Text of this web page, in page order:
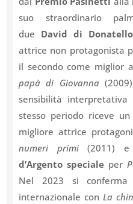
suo straordinario
due David di Donatello
attrice non protagonista
il secondo come miglior
papà di Giovanna
sensibilità
stesso periodo riceve un
migliore attrice
numeri primi(2011) e
d’Argento speciale per
Nel 2023 si
internazionale con La